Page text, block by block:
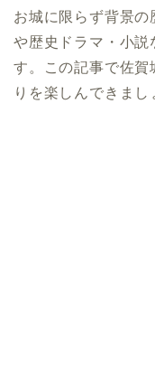
お城に限らず背景の
や歴史ドラマ・小説
す。この記事で佐賀
りを楽しんできまし